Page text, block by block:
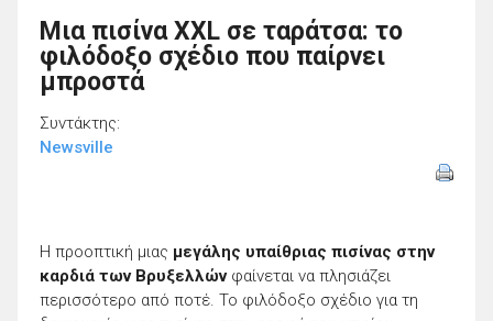
Μια πισίνα XXL σε ταράτσα: το
φιλόδοξο σχέδιο που παίρνει
μπροστά
Συντάκτης:
Newsville
Η προοπτική μιας μεγάλης υπαίθριας πισίνας στην
καρδιά των Βρυξελλώνφαίνεται να πλησιάζει
περισσότερο από ποτέ. Το φιλόδοξο σχέδιο για τη